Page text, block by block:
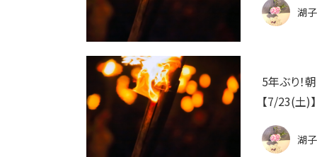
湖子
5年ぶり！
【7/23(土)
湖子